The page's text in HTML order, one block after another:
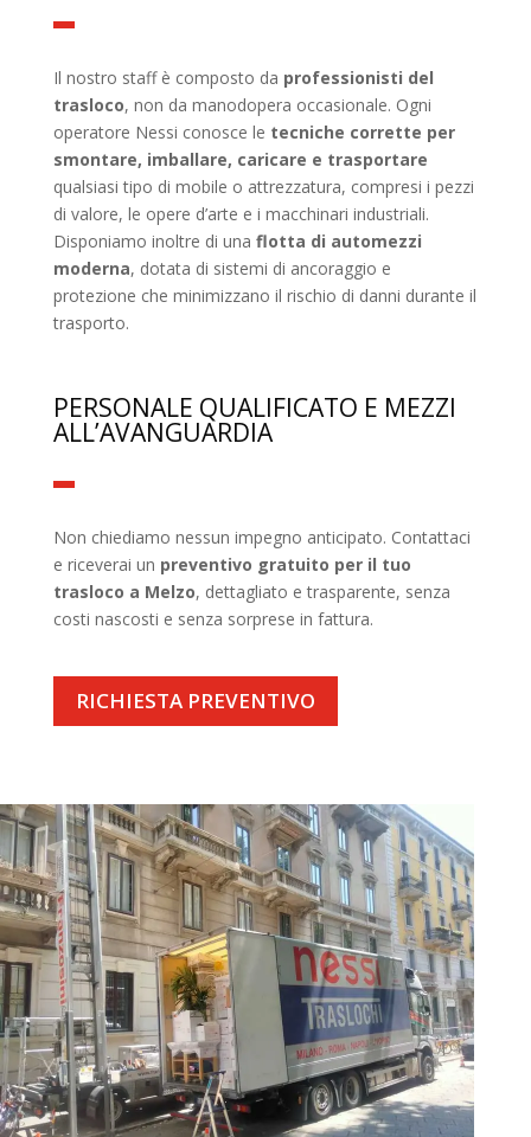
Il nostro staff è composto da professionisti del
trasloco, non da manodopera occasionale. Ogni
operatore Nessi conosce le tecniche corrette per
smontare, imballare, caricare e trasportare
qualsiasi tipo di mobile o attrezzatura, compresi i pezzi
di valore, le opere d’arte e i macchinari industriali.
Disponiamo inoltre di una flotta di automezzi
moderna, dotata di sistemi di ancoraggio e
protezione che minimizzano il rischio di danni durante il
trasporto.
PERSONALE QUALIFICATO E MEZZI
ALL’AVANGUARDIA
Non chiediamo nessun impegno anticipato. Contattaci
e riceverai un preventivo gratuito per il tuo
trasloco a Melzo, dettagliato e trasparente, senza
costi nascosti e senza sorprese in fattura.
RICHIESTA PREVENTIVO